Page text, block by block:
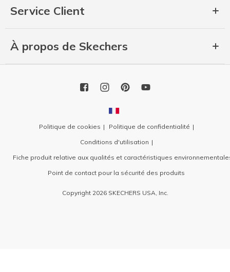
Service Client
À propos de Skechers
Politique de cookies
Politique de confidentialité
Conditions d'utilisation
Fiche produit relative aux qualités et caractéristiques
Point de contact pour la sécurité des produits
Copyright 2026 SKECHERS USA, Inc.